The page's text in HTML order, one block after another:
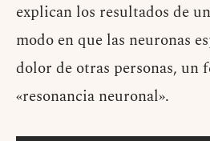
explican los resultados de
modo en que las neuronas
dolor de otras personas, un
«resonancia neuronal».